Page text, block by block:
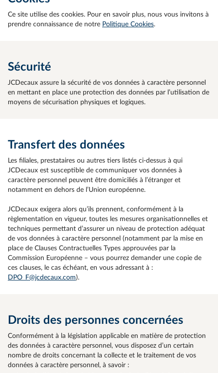
Ce site utilise des cookies. Pour en savoir plus, nous vous invitons à
prendre connaissance de notre Politique Cookies.
Sécurité
JCDecaux assure la sécurité de vos données à caractère personnel
en mettant en place une protection des données par l’utilisation de
moyens de sécurisation physiques et logiques.
Transfert des données
Les filiales, prestataires ou autres tiers listés ci-dessus à qui
JCDecaux est susceptible de communiquer vos données à
caractère personnel peuvent être domiciliés à l’étranger et
notamment en dehors de l’Union européenne.
JCDecaux exigera alors qu’ils prennent, conformément à la
règlementation en vigueur, toutes les mesures organisationnelles et
techniques permettant d’assurer un niveau de protection adéquat
de vos données à caractère personnel (notamment par la mise en
place de Clauses Contractuelles Types approuvées par la
Commission Européenne – vous pourrez demander une copie de
ces clauses, le cas échéant, en vous adressant à :
DPO_F@jcdecaux.com).
Droits des personnes concernées
Conformément à la législation applicable en matière de protection
des données à caractère personnel, vous disposez d’un certain
nombre de droits concernant la collecte et le traitement de vos
données à caractère personnel, à savoir :